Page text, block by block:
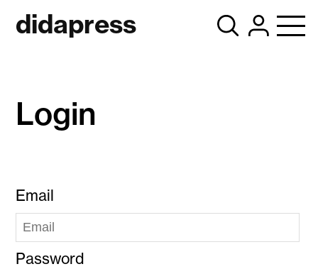
didapress
Login
Email
Password